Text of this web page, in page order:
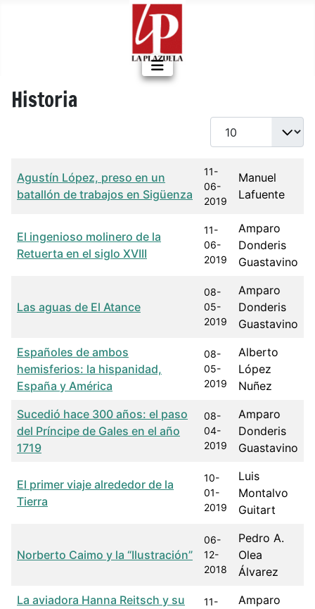
Historia
Cantidad a mostrar
Título Fecha de publicación Autor
Agustín López, preso en un
batallón de trabajos en Sigüenza
11-
06-
2019
Manuel
Lafuente
El ingenioso molinero de la
Retuerta en el siglo XVIII
11-
06-
2019
Amparo
Donderis
Guastavino
Las aguas de El Atance
08-
05-
2019
Amparo
Donderis
Guastavino
Españoles de ambos
hemisferios: la hispanidad,
España y América
08-
05-
2019
Alberto
López
Nuñez
Sucedió hace 300 años: el paso
del Príncipe de Gales en el año
1719
08-
04-
2019
Amparo
Donderis
Guastavino
El primer viaje alrededor de la
Tierra
10-
01-
2019
Luis
Montalvo
Guitart
Norberto Caimo y la “Ilustración”
06-
12-
2018
Pedro A.
Olea
Álvarez
La aviadora Hanna Reitsch y su
11-
Amparo